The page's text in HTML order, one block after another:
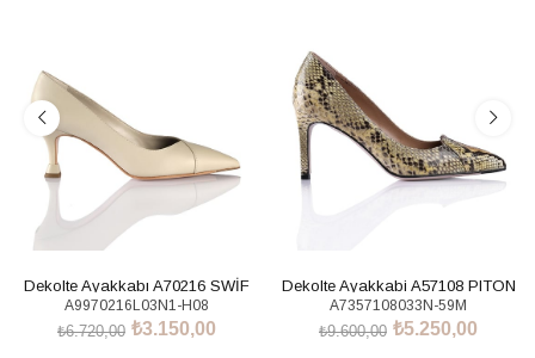
Dekolte Ayakkabı A70216 SWİF
Bej+Natural
A9970216L03N1-H08
₺3.150,00
₺6.720,00
Dekolte Ayakkabi A57108 PITON
Sarı
A7357108033N-59M
₺5.250,00
₺9.600,00